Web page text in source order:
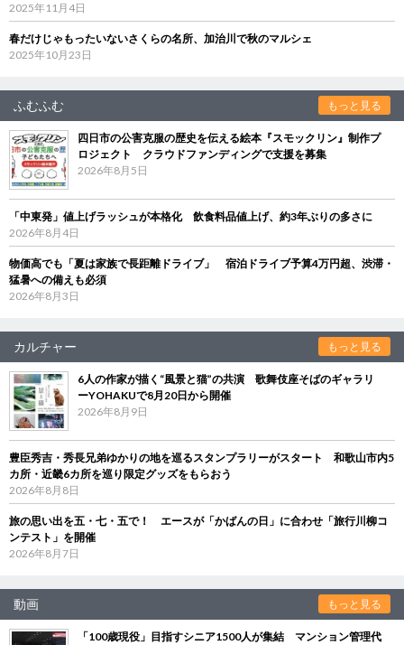
2025年11月4日
春だけじゃもったいないさくらの名所、加治川で秋のマルシェ
2025年10月23日
ふむふむ もっと見る
四日市の公害克服の歴史を伝える絵本『スモックリン』制作プ
ロジェクト クラウドファンディングで支援を募集
2026年8月5日
「中東発」値上げラッシュが本格化 飲食料品値上げ、約3年ぶりの多さに
2026年8月4日
物価高でも「夏は家族で長距離ドライブ」 宿泊ドライブ予算4万円超、渋滞・
猛暑への備えも必須
2026年8月3日
カルチャー もっと見る
6人の作家が描く“風景と猫”の共演 歌舞伎座そばのギャラリ
ーYOHAKUで8月20日から開催
2026年8月9日
豊臣秀吉・秀長兄弟ゆかりの地を巡るスタンプラリーがスタート 和歌山市内5
カ所・近畿6カ所を巡り限定グッズをもらおう
2026年8月8日
旅の思い出を五・七・五で！ エースが「かばんの日」に合わせ「旅行川柳コ
ンテスト」を開催
2026年8月7日
動画 もっと見る
「100歳現役」目指すシニア1500人が集結 マンション管理代